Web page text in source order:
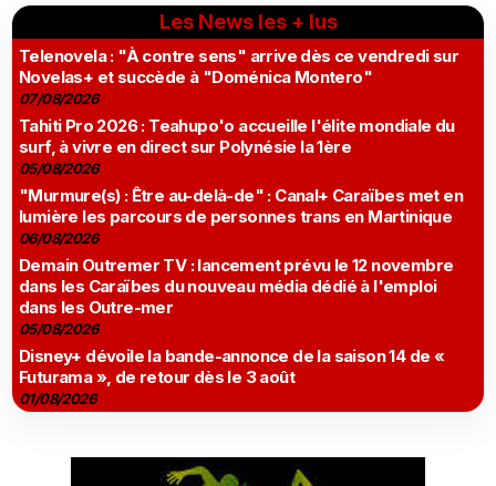
Les News les + lus
Telenovela : "À contre sens" arrive dès ce vendredi sur
Novelas+ et succède à "Doménica Montero"
07/08/2026
Tahiti Pro 2026 : Teahupo'o accueille l'élite mondiale du
surf, à vivre en direct sur Polynésie la 1ère
05/08/2026
"Murmure(s) : Être au-delà-de" : Canal+ Caraïbes met en
lumière les parcours de personnes trans en Martinique
06/08/2026
Demain Outremer TV : lancement prévu le 12 novembre
dans les Caraïbes du nouveau média dédié à l'emploi
dans les Outre-mer
05/08/2026
Disney+ dévoile la bande-annonce de la saison 14 de «
Futurama », de retour dès le 3 août
01/08/2026